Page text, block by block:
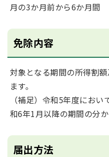
月の3か月前から6か月間
免除内容
対象となる期間の所得割
ます。
（補足）令和5年度にお
和6年1月以降の期間の分
届出方法